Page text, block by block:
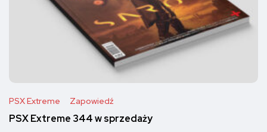
PSX Extreme Zapowiedź
PSX Extreme 344 w sprzedaży